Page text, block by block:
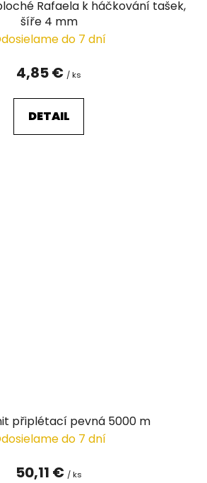
Rafaela k háčkování tašek,
šíře 4 mm
do 7 dní
4,85 € / ks
DETAIL
připlétací pevná 5000 m
do 7 dní
50,11 € / ks